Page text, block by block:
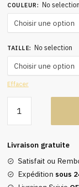
COULEUR : No selection
TAILLE: No selection
Effacer
Caftan
robe
à
col
V
Livraison gratuite
Satisfait ou
Expédition sous